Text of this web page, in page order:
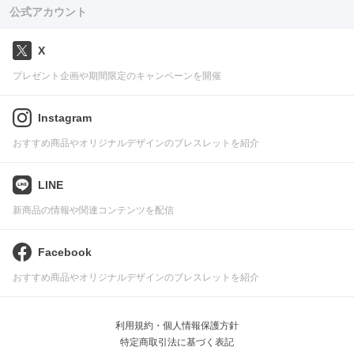
公式アカウント
X
プレゼント企画や期間限定のキャンペーンを開催
Instagram
おすすめ商品やオリジナルデザインのブレスレットを紹介
LINE
新商品の情報や関連コンテンツを配信
Facebook
おすすめ商品やオリジナルデザインのブレスレットを紹介
利用規約・個人情報保護方針
特定商取引法に基づく表記